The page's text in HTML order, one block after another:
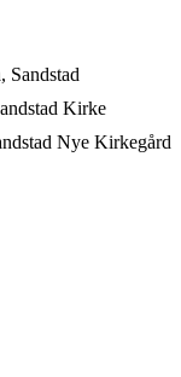
Sandstad
Kirke
Nye Kirkegård